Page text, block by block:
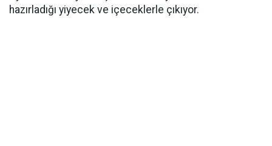
hazırladığı yiyecek ve içeceklerle çıkıyor.